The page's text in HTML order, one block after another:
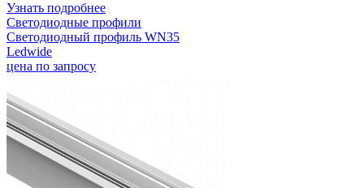
Узнать подробнее
Светодиодные профили
Светодиодный профиль WN35
Ledwide
цена по запросу